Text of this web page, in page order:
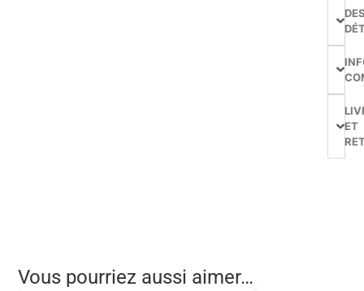
ET
Vous pourriez aussi aimer…